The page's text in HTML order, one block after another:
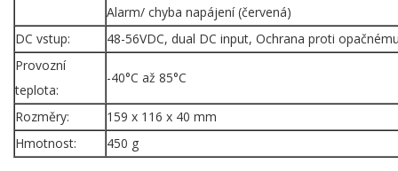
Alarm/ chyba napájení (červená)
DC vstup:
48-56VDC, dual DC input, Ochrana proti
Provozní
teplota:
-40°C až 85°C
Rozměry:
159 x 116 x 40 mm
Hmotnost:
450 g